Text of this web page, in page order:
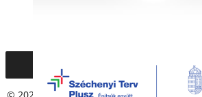
© 2020 – 2021 Társadalmi Esélyteremtési